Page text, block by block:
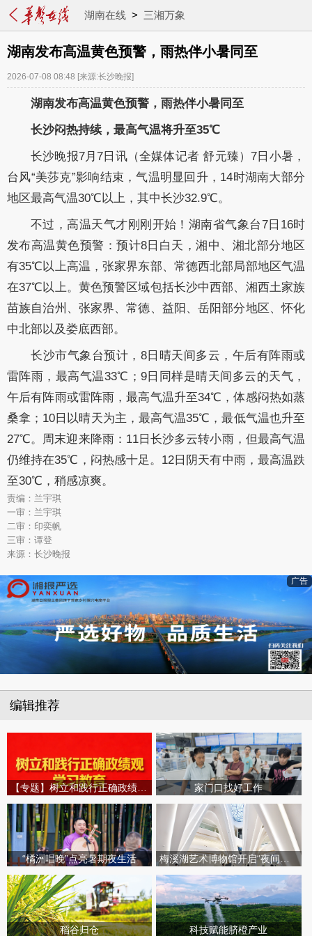
湖南在线> 三湘万象
湖南发布高温黄色预警，雨热伴小暑同至
2026-07-08 08:48 [来源:长沙晚报]
湖南发布高温黄色预警，雨热伴小暑同至
长沙闷热持续，最高气温将升至35℃
长沙晚报7月7日讯（全媒体记者 舒元臻）7日小暑，
台风“美莎克”影响结束，气温明显回升，14时湖南大部分
地区最高气温30℃以上，其中长沙32.9℃。
不过，高温天气才刚刚开始！湖南省气象台7日16时
发布高温黄色预警：预计8日白天，湘中、湘北部分地区
有35℃以上高温，张家界东部、常德西北部局部地区气温
在37℃以上。黄色预警区域包括长沙中西部、湘西土家族
苗族自治州、张家界、常德、益阳、岳阳部分地区、怀化
中北部以及娄底西部。
长沙市气象台预计，8日晴天间多云，午后有阵雨或
雷阵雨，最高气温33℃；9日同样是晴天间多云的天气，
午后有阵雨或雷阵雨，最高气温升至34℃，体感闷热如蒸
桑拿；10日以晴天为主，最高气温35℃，最低气温也升至
27℃。周末迎来降雨：11日长沙多云转小雨，但最高气温
仍维持在35℃，闷热感十足。12日阴天有中雨，最高温跌
至30℃，稍感凉爽。
责编：兰宇琪
一审：兰宇琪
二审：印奕帆
三审：谭登
来源：长沙晚报
广告
编辑推荐
家门口找好工作
“橘洲唱晚”点亮暑期夜生活 梅溪湖艺术博物馆开启“夜间模式”
稻谷归仓 科技赋能脐橙产业